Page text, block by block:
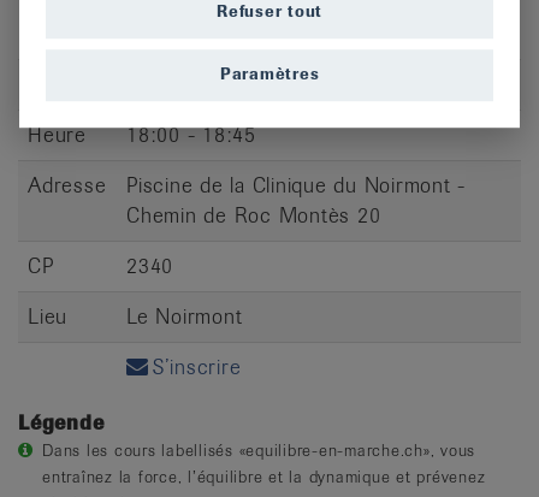
Heure
18:00 - 18:45
Adresse
Piscine de la Clinique du Noirmont -
Chemin de Roc Montès 20
CP
2340
Lieu
Le Noirmont
S’inscrire
Légende
Dans les cours labellisés «equilibre-en-marche.ch», vous
entraînez la force, l’équilibre et la dynamique et prévenez
Refuser tout
Paramètres